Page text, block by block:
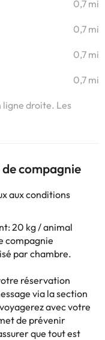
0,7 mi
0,7 mi
0,7 mi
0,7 mi
ligne droite. Les
compagnie
aux conditions
20 kg / animal
compagnie
par chambre.
réservation
via la section
avec votre
de prévenir
que tout est